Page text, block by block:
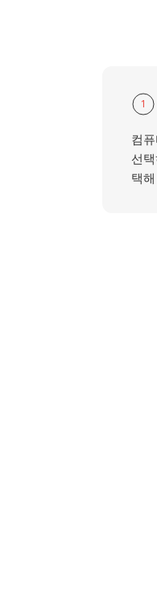
1
컴
선
택